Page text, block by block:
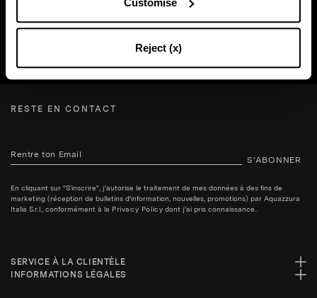
Reject (x)
RESTE EN CONTACT
S’ABONNER
En cliquant sur "S'inscrire", j'autorise le traitement de mes données à des fins de
marketing (réception de bulletins d'information, nouvelles, promotions) par Aquazzura
Italia S.r.l., conformément à la Privacy Policy dont j'ai pris connaissance..
SERVICE À LA CLIENTÈLE
INFORMATIONS LÉGALES